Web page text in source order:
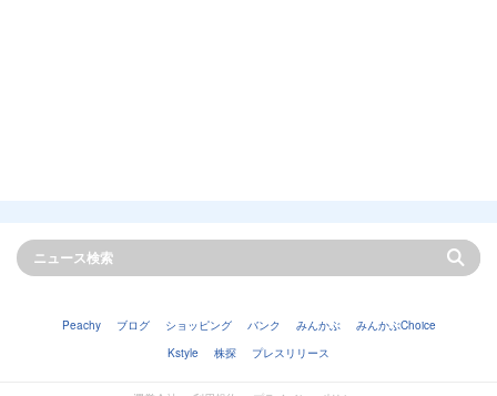
Peachy ブログ ショッピング バンク みんかぶ
みんかぶChoice
Kstyle
株探 プレスリリース